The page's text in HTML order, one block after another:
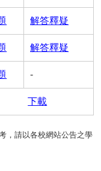
解答釋疑
解答釋疑
-
下載
，請以各校網站公告之學